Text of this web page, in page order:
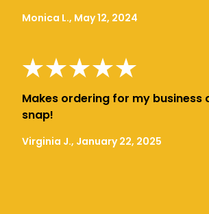
Monica L., May 12, 2024
Makes ordering for my business
snap!
Virginia J., January 22, 2025